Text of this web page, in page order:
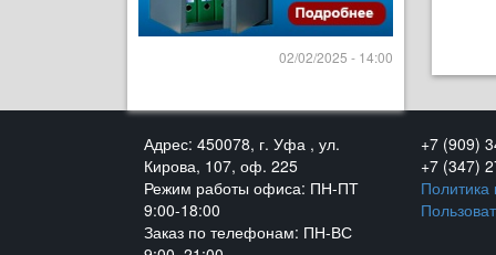
02/02/2025 - 14:00
Адрес: 450078, г. Уфа , ул.
Кирова, 107, оф. 225
Режим работы офиса: ПН-ПТ
9:00-18:00
Заказ по телефонам: ПН-ВС
+7 (909)
+7 (347)